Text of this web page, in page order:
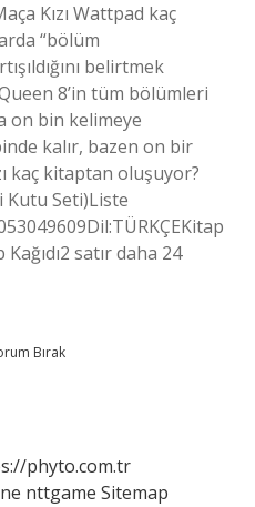
Kızı Wattpad kaç
“bölüm
belirtmek
8’in tüm bölümleri
on bin kelimeye
kalır, bazen on bir
kaç kitaptan oluşuyor?
Kutu Seti)Liste
satır daha 24
Bırak
phyto.com.tr
nttgame Sitemap